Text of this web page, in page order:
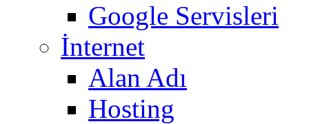
Google Servisleri
İnternet
Alan Adı
Hosting